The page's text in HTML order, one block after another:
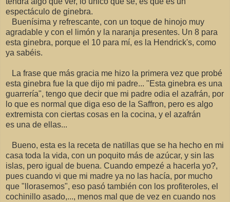
espectáculo de ginebra.
Buenísima y refrescante, con un toque de hinojo muy
agradable y con el limón y la naranja presentes. Un 8 para
esta ginebra, porque el 10 para mí, es la Hendrick's, como
ya sabéis.
La frase que más gracia me hizo la primera vez que probé
esta ginebra fue la que dijo mi padre... "Esta ginebra es una
guarrería", tengo que decir que mi padre odia el azafrán, por
lo que es normal que diga eso de la Saffron, pero es algo
extremista con ciertas cosas en la cocina, y el azafrán
es una de ellas...
Bueno, esta es la receta de natillas que se ha hecho en mi
casa toda la vida, con un poquito más de azúcar, y sin las
islas, pero igual de buena. Cuando empezé a hacerla yo?,
pues cuando vi que mi madre ya no las hacía, por mucho
que "llorasemos", eso pasó también con los profiteroles, el
cochinillo asado,..., menos mal que de vez en cuando nos